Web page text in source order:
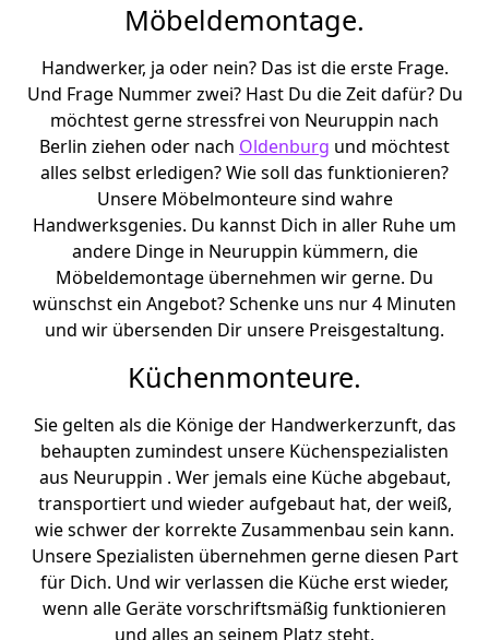
Möbeldemontage.
Handwerker, ja oder nein? Das ist die erste Frage.
Und Frage Nummer zwei? Hast Du die Zeit dafür? Du
möchtest gerne stressfrei von Neuruppin nach
Berlin ziehen oder nach Oldenburg und möchtest
alles selbst erledigen? Wie soll das funktionieren?
Unsere Möbelmonteure sind wahre
Handwerksgenies. Du kannst Dich in aller Ruhe um
andere Dinge in Neuruppin kümmern, die
Möbeldemontage übernehmen wir gerne. Du
wünschst ein Angebot? Schenke uns nur 4 Minuten
und wir übersenden Dir unsere Preisgestaltung.
Küchenmonteure.
Sie gelten als die Könige der Handwerkerzunft, das
behaupten zumindest unsere Küchenspezialisten
aus Neuruppin . Wer jemals eine Küche abgebaut,
transportiert und wieder aufgebaut hat, der weiß,
wie schwer der korrekte Zusammenbau sein kann.
Unsere Spezialisten übernehmen gerne diesen Part
für Dich. Und wir verlassen die Küche erst wieder,
wenn alle Geräte vorschriftsmäßig funktionieren
und alles an seinem Platz steht.